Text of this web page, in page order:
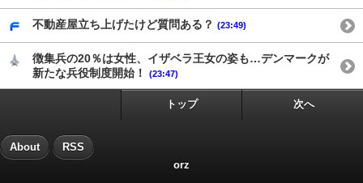
不動産屋立ち上げたけど質問ある？ (23:49)
徴集兵の20％は女性、イザベラ王女の姿も…デンマークが
新たな兵役制度開始！
(23:47)
トップ 次へ
About RSS
orz